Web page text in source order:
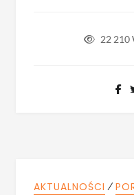
22 210
AKTUALNOŚCI ⁄